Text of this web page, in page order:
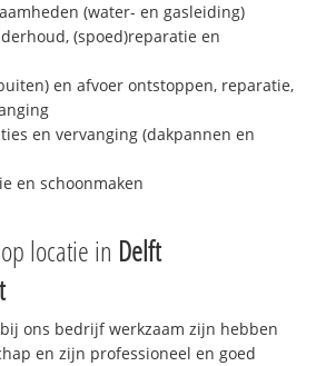
(water- en gasleiding)
(spoed)reparatie en
en afvoer ontstoppen, reparatie,
en vervanging (dakpannen en
en schoonmaken
locatie in Delft
ons bedrijf werkzaam zijn hebben
en zijn professioneel en goed